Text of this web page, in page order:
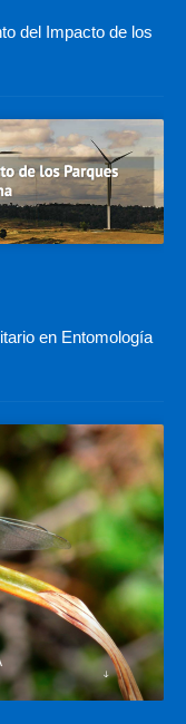
del Impacto de los
en Entomología